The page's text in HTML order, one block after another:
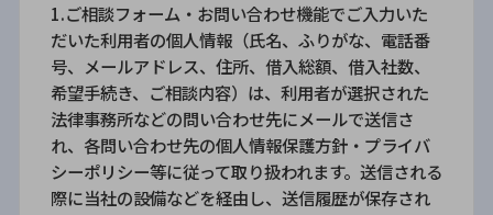
1.ご相談フォーム・お問い合わせ機能でご入力いた
だいた利用者の個人情報（氏名、ふりがな、電話番
号、メールアドレス、住所、借入総額、借入社数、
希望手続き、ご相談内容）は、利用者が選択された
法律事務所などの問い合わせ先にメールで送信さ
れ、各問い合わせ先の個人情報保護方針・プライバ
シーポリシー等に従って取り扱われます。送信される
際に当社の設備などを経由し、送信履歴が保存され